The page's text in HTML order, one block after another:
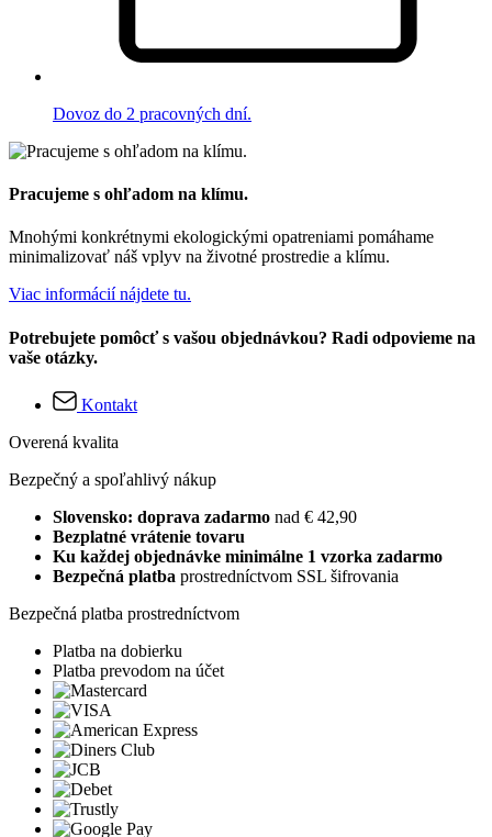
Dovoz do 2 pracovných dní.
Pracujeme s ohľadom na klímu.
Mnohými konkrétnymi ekologickými opatreniami pomáhame
minimalizovať náš vplyv na životné prostredie a klímu.
Viac informácií nájdete tu.
Potrebujete pomôcť s vašou objednávkou? Radi odpovieme na
vaše otázky.
Kontakt
Overená kvalita
Bezpečný a spoľahlivý nákup
Slovensko: doprava zadarmo nad € 42,90
Bezplatné vrátenie tovaru
Ku každej objednávke minimálne 1 vzorka zadarmo
Bezpečná platba prostredníctvom SSL šifrovania
Bezpečná platba prostredníctvom
Platba na dobierku
Platba prevodom na účet